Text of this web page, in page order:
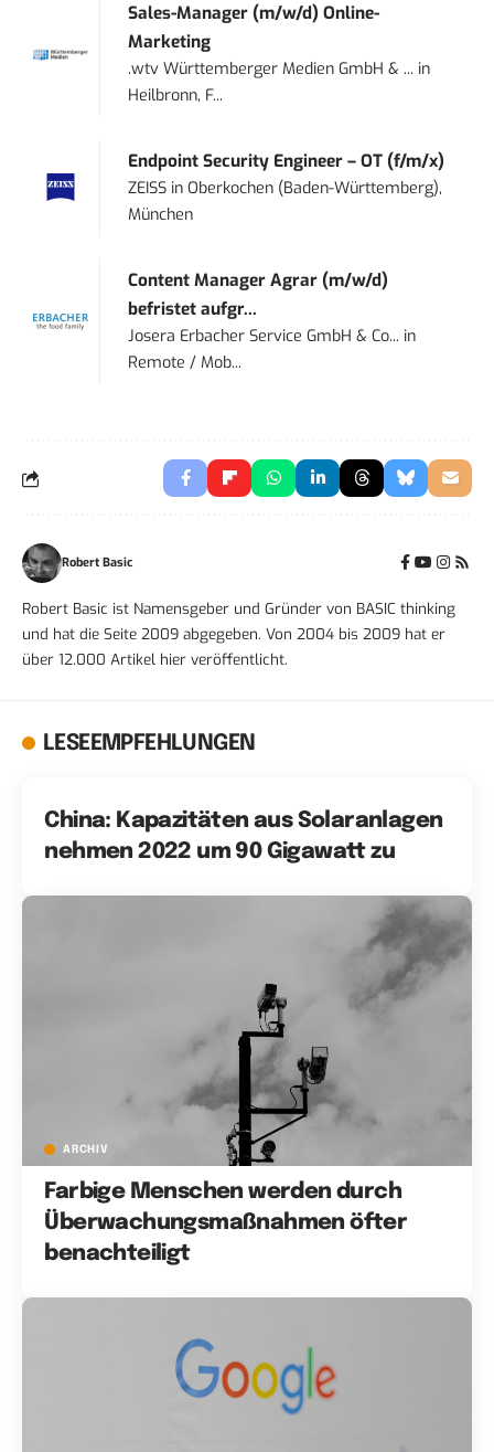
Sales-Manager (m/w/d) Online-
Marketing
.wtv Württemberger Medien GmbH & ... in
Heilbronn, F...
Endpoint Security Engineer – OT (f/m/x)
ZEISS inOberkochen (Baden-Württemberg),
München
Content Manager Agrar (m/w/d)
befristet aufgr...
Josera Erbacher Service GmbH & Co... in
Remote / Mob...
Robert Basic
Robert Basic ist Namensgeber und Gründer von BASIC thinking
und hat die Seite 2009 abgegeben. Von 2004 bis 2009 hat er
über 12.000 Artikel hier veröffentlicht.
LESEEMPFEHLUNGEN
China: Kapazitäten aus Solaranlagen
nehmen 2022 um 90 Gigawatt zu
ARCHIV
Farbige Menschen werden durch
Überwachungsmaßnahmen öfter
benachteiligt